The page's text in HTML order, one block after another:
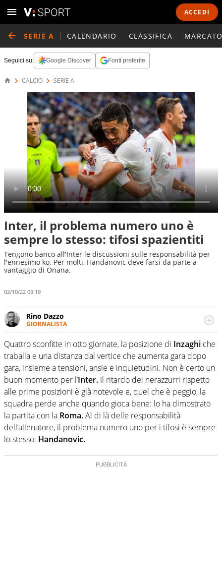
ACCEDI
SERIE A CALENDARIO CLASSIFICA
Seguici su: Google Discover Fonti preferite
CALCIO SERIE A
Inter, il problema numero uno è
sempre lo stesso: tifosi spazientiti
Tengono banco all'Inter le discussioni sulle responsabilità per
l'ennesimo ko. Per molti, Handanovic deve farsi da parte a
vantaggio di Onana.
02/10/22 09:19
Rino Dazzo
GIORNALISTA
Se mai ci fosse modo di traslare il glossario del calcio in
una nicchia di esperti, lui ne farebbe parte. Non si perde
una svista arbitrale né gli umori social del mondo delle
curve
Quattro sconfitte in otto giornate, la posizione di Inzaghi che
traballa e una distanza dal vertice che aumenta gara dopo
gara, insieme a tensioni, ansie e inquietudini. Non è certo un
buon momento per l’Inter. Il ritardo dei nerazzurri rispetto
alle prime posizioni è già notevole e, quel che è peggio, la
squadra perde anche quando gioca bene: lo ha dimostrato
la partita con la Roma.Al di là delle responsabilità
dell’allenatore, il problema numero uno per i tifosi è sempre
lo stesso: Handanovic.